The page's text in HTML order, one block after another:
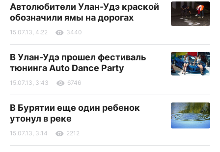
Автолюбители Улан-Удэ краской
обозначили ямы на дорогах
15.07.13, 4:22 3440
В Улан-Удэ прошел фестиваль
тюнинга Auto Dance Party
15.07.13, 3:43 6746
В Бурятии еще один ребенок
утонул в реке
15.07.13, 3:14 2212